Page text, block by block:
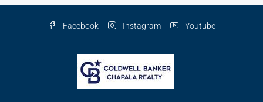
Facebook Instagram Youtube